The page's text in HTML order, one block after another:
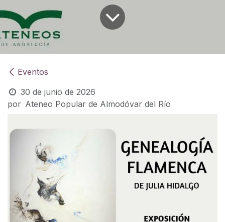
Eventos
30 de junio de 2026
por Ateneo Popular de Almodóvar del Río